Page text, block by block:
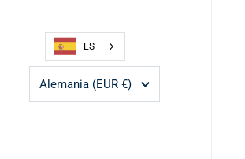
ES
Alemania (EUR €)